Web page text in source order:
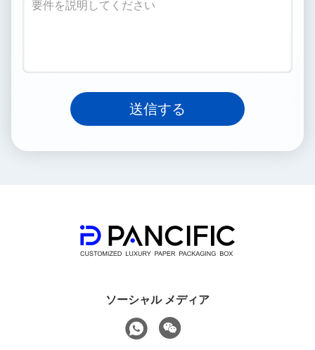
送信する
ソーシャル メディア